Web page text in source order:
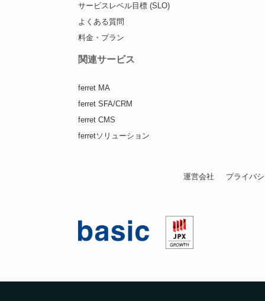
サービスレベル目標 (SLO)
よくある質問
料金・プラン
関連サービス
ferret MA
ferret SFA/CRM
ferret CMS
ferretソリューション
運営会社 プライバ